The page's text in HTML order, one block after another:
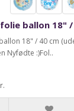
ballon 18"
18" / 40 cm
Nyfødte :)Fol..